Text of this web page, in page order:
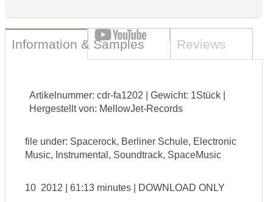
Information & Samples Reviews
Artikelnummer: cdr-fa1202 | Gewicht: 1Stück |
Hergestellt von: MellowJet-Records
file under: Spacerock, Berliner Schule, Electronic
Music, Instrumental, Soundtrack, SpaceMusic
10 2012 | 61:13 minutes | DOWNLOAD ONLY